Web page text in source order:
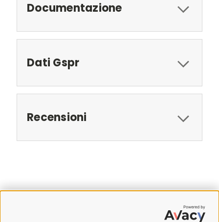
Documentazione
Dati Gspr
Recensioni